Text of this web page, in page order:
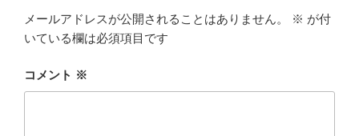
メールアドレスが公開されることはありません。 ※ が付
いている欄は必須項目です
コメント ※